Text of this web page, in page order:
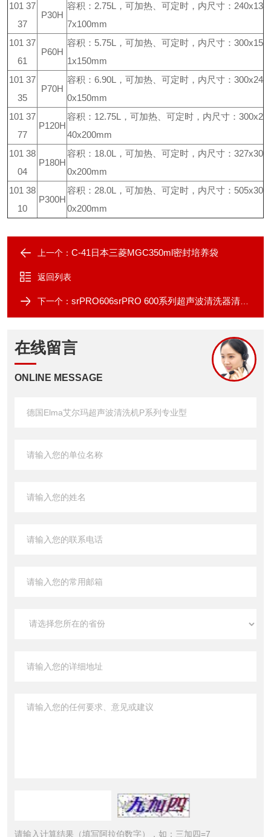
101 37
37
P30H
容积：2.75L，可加热、可定时，内尺寸：240x13
7x100mm
101 37
61
P60H
容积：5.75L，可加热、可定时，内尺寸：300x15
1x150mm
101 37
35
P70H
容积：6.90L，可加热、可定时，内尺寸：300x24
0x150mm
101 37
77
P120H
容积：12.75L，可加热、可定时，内尺寸：300x2
40x200mm
101 38
04
P180H
容积：18.0L，可加热、可定时，内尺寸：327x30
0x200mm
101 38
10
P300H
容积：28.0L，可加热、可定时，内尺寸：505x30
0x200mm
上一个： C-41日本三菱MGC350ml密封培养袋
返回列表
下一个： srPRO606srPRO 600系列超声波清洗器清洗机
在线留言
ONLINE MESSAGE
请输入计算结果（填写阿拉伯数字），如：三加四=7